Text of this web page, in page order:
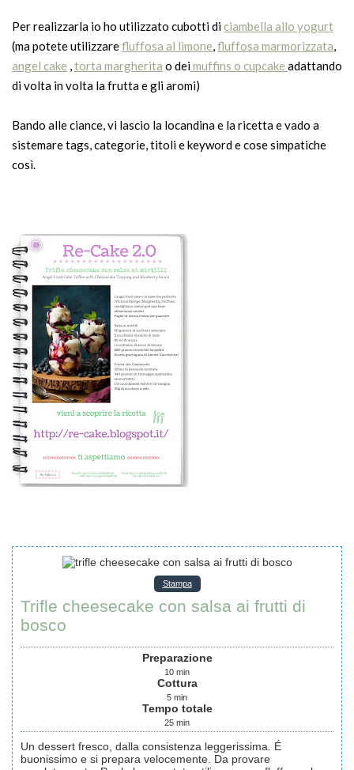
Per realizzarla io ho utilizzato cubotti diciambella allo yogurt
(ma potete utilizzarefluffosa al limone,fluffosa marmorizzata,
angel cake ,torta margherita o deimuffins o cupcake adattando
di volta in volta la frutta e gli aromi)
Bando alle ciance, vi lascio la locandina e la ricetta e vado a
sistemare tags, categorie, titoli e keyword e cose simpatiche
così.
Stampa
Trifle cheesecake con salsa ai frutti di
bosco
Preparazione
10 min
Cottura
5 min
Tempo totale
25 min
Un dessert fresco, dalla consistenza leggerissima. É
buonissimo e si prepara velocemente. Da provare